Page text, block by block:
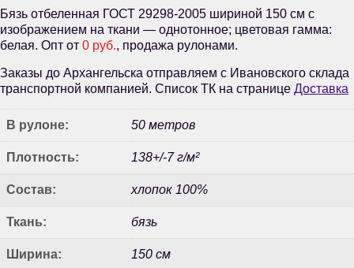
Бязь отбеленная ГОСТ 29298-2005 шириной 150 см с
изображением на ткани — однотонное; цветовая гамма:
белая. Опт от 0 руб., продажа рулонами.
Заказы до Архангельска отправляем с Ивановского склада
транспортной компанией. Список ТК на странице Доставка
В рулоне: 50 метров
Плотность: 138+/-7 г/м²
Состав: хлопок 100%
Ткань: бязь
Ширина: 150 см